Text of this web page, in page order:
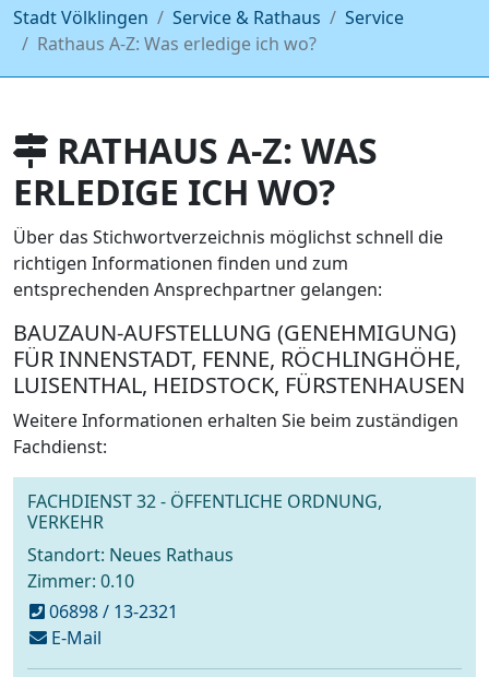
Stadt Völklingen Service & Rathaus
Service
Rathaus A-Z: Was erledige ich wo?
RATHAUS A-Z: WAS
ERLEDIGE ICH WO?
Über das Stichwortverzeichnis möglichst schnell die
richtigen Informationen finden und zum
entsprechenden Ansprechpartner gelangen:
BAUZAUN-AUFSTELLUNG (GENEHMIGUNG)
FÜR INNENSTADT, FENNE, RÖCHLINGHÖHE,
LUISENTHAL, HEIDSTOCK, FÜRSTENHAUSEN
Weitere Informationen erhalten Sie beim zuständigen
Fachdienst:
FACHDIENST 32 - ÖFFENTLICHE ORDNUNG,
VERKEHR
Standort: Neues Rathaus
Zimmer: 0.10
06898 / 13-2321
E-Mailschreiben
an